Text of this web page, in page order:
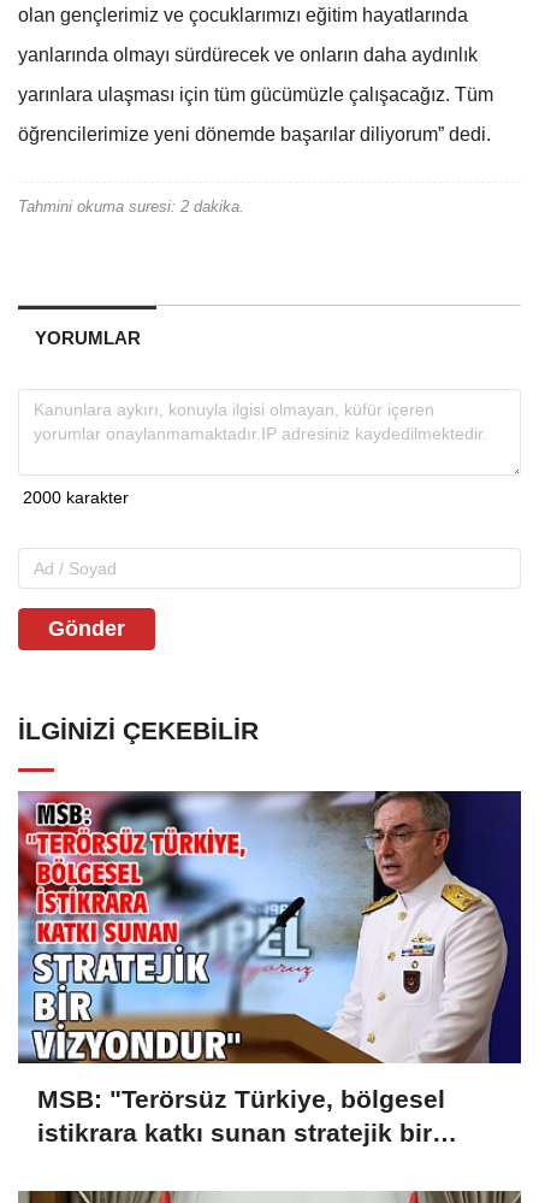
olan gençlerimiz ve çocuklarımızı eğitim hayatlarında
yanlarında olmayı sürdürecek ve onların daha aydınlık
yarınlara ulaşması için tüm gücümüzle çalışacağız. Tüm
öğrencilerimize yeni dönemde başarılar diliyorum” dedi.
Tahmini okuma suresi: 2 dakika.
YORUMLAR
Gönder
İLGINIZI ÇEKEBILIR
MSB: "Terörsüz Türkiye, bölgesel
istikrara katkı sunan stratejik bir